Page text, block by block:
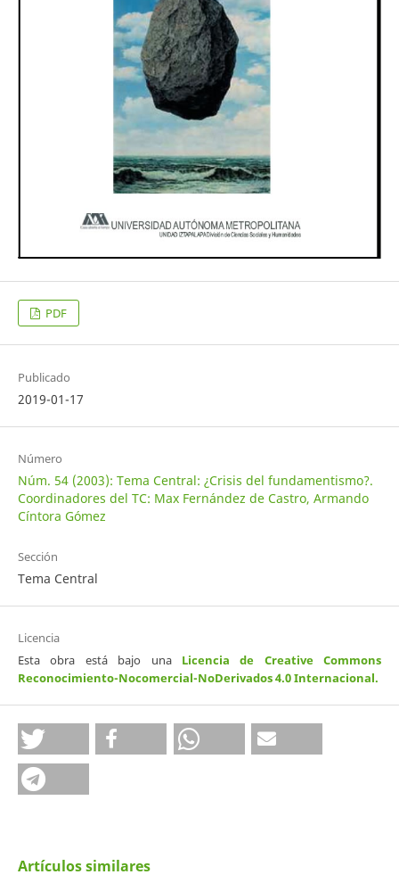
PDF
Publicado
2019-01-17
Número
Núm. 54 (2003): Tema Central: ¿Crisis del fundamentismo?.
Coordinadores del TC: Max Fernández de Castro, Armando
Cíntora Gómez
Sección
Tema Central
Licencia
Esta obra está bajo una Licencia de Creative Commons
Reconocimiento-Nocomercial-NoDerivados 4.0 Internacional.
Artículos similares